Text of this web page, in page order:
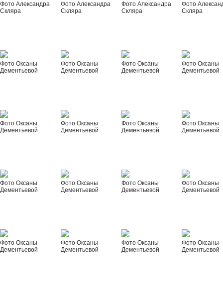
Фото Александра
Скляра
Фото Александра
Скляра
Фото Александра
Скляра
Фото
Скляра
Фото Оксаны
Дементьевой
Фото Оксаны
Дементьевой
Фото Оксаны
Дементьевой
Фото Оксаны
Дементьевой
Фото Оксаны
Дементьевой
Фото Оксаны
Дементьевой
Фото Оксаны
Дементьевой
Фото Оксаны
Дементьевой
Фото Оксаны
Дементьевой
Фото Оксаны
Дементьевой
Фото Оксаны
Дементьевой
Фото Оксаны
Дементьевой
Фото Оксаны
Дементьевой
Фото Оксаны
Дементьевой
Фото Оксаны
Дементьевой
Фото Оксаны
Дементьевой